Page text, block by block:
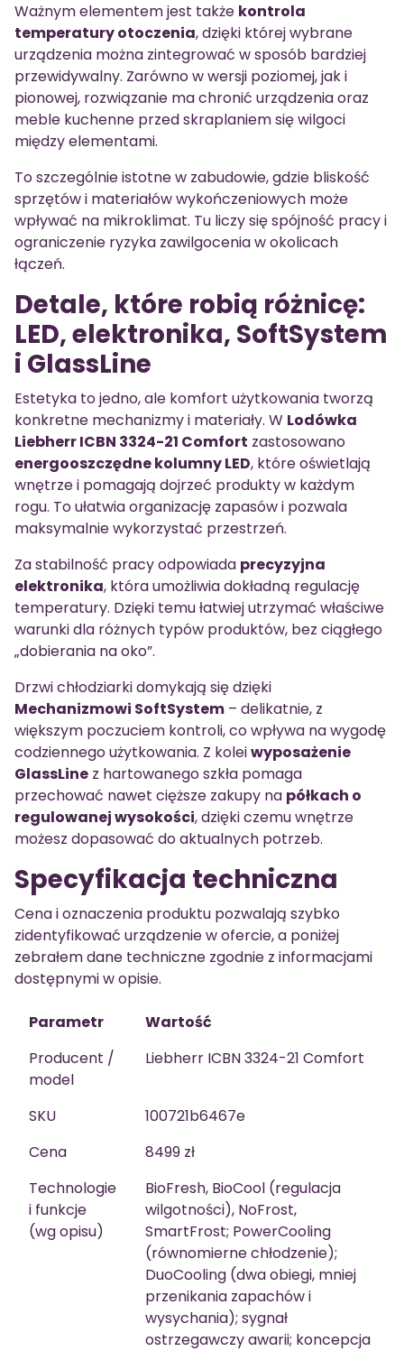
Ważnym elementem jest także kontrola
temperatury otoczenia, dzięki której wybrane
urządzenia można zintegrować w sposób bardziej
przewidywalny. Zarówno w wersji poziomej, jak i
pionowej, rozwiązanie ma chronić urządzenia oraz
meble kuchenne przed skraplaniem się wilgoci
między elementami.
To szczególnie istotne w zabudowie, gdzie bliskość
sprzętów i materiałów wykończeniowych może
wpływać na mikroklimat. Tu liczy się spójność pracy i
ograniczenie ryzyka zawilgocenia w okolicach
łączeń.
Detale, które robią różnicę:
LED, elektronika, SoftSystem
i GlassLine
Estetyka to jedno, ale komfort użytkowania tworzą
konkretne mechanizmy i materiały. W Lodówka
Liebherr ICBN 3324-21 Comfort zastosowano
energooszczędne kolumny LED, które oświetlają
wnętrze i pomagają dojrzeć produkty w każdym
rogu. To ułatwia organizację zapasów i pozwala
maksymalnie wykorzystać przestrzeń.
Za stabilność pracy odpowiada precyzyjna
elektronika, która umożliwia dokładną regulację
temperatury. Dzięki temu łatwiej utrzymać właściwe
warunki dla różnych typów produktów, bez ciągłego
„dobierania na oko”.
Drzwi chłodziarki domykają się dzięki
Mechanizmowi SoftSystem – delikatnie, z
większym poczuciem kontroli, co wpływa na wygodę
codziennego użytkowania. Z koleiwyposażenie
GlassLine z hartowanego szkła pomaga
przechować nawet cięższe zakupy na półkach o
regulowanej wysokości, dzięki czemu wnętrze
możesz dopasować do aktualnych potrzeb.
Specyfikacja techniczna
Cena i oznaczenia produktu pozwalają szybko
zidentyfikować urządzenie w ofercie, a poniżej
zebrałem dane techniczne zgodnie z informacjami
dostępnymi w opisie.
Parametr
Wartość
Producent /
model
Liebherr ICBN 3324-21 Comfort
SKU
100721b6467e
Cena
8499 zł
Technologie
i funkcje
(wg opisu)
BioFresh, BioCool (regulacja
wilgotności), NoFrost,
SmartFrost; PowerCooling
(równomierne chłodzenie);
DuoCooling (dwa obiegi, mniej
przenikania zapachów i
wysychania); sygnał
ostrzegawczy awarii; koncepcja